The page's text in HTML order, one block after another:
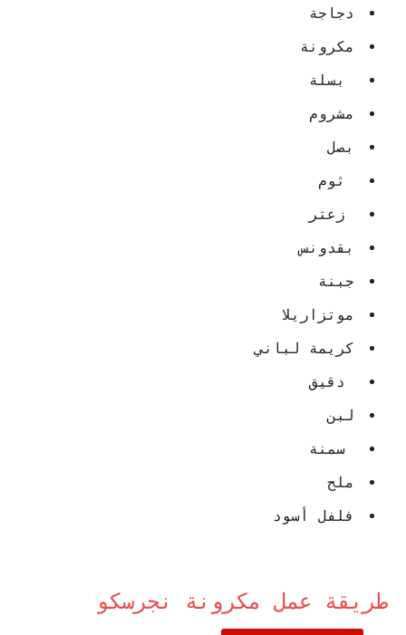
دجاجة
مكرونة
بسلة
مشروم
بصل
ثوم
زعتر
بقدونس
جبنة
موتزاريلا
كريمة لباني
دقيق
لبن
سمنة
ملح
فلفل أسود
طريقة عمل مكرونة نجرسكو